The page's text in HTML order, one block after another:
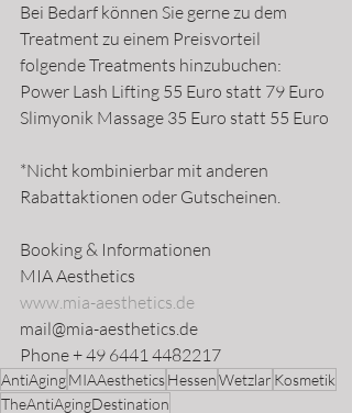
Bei Bedarf können Sie gerne zu dem
Treatment zu einem Preisvorteil
folgende Treatments hinzubuchen:
Power Lash Lifting 55 Euro statt 79 Euro
Slimyonik Massage 35 Euro statt 55 Euro
*Nicht kombinierbar mit anderen
Rabattaktionen oder Gutscheinen.
Booking & Informationen
MIA Aesthetics
www.mia-aesthetics.de
mail@mia-aesthetics.de
Phone + 49 6441 4482217
AntiAgingMIAAestheticsHessenWetzlar Kosmetik
TheAntiAgingDestination